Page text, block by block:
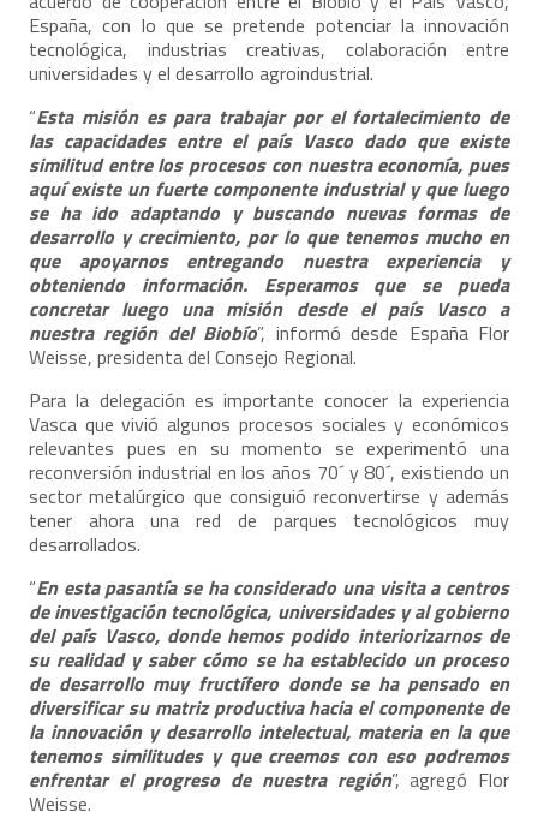
España, con lo que se pretende potenciar la innovación
tecnológica, industrias creativas, colaboración entre
universidades y el desarrollo agroindustrial.
“Esta misión es para trabajar por el fortalecimiento de
las capacidades entre el país Vasco dado que existe
similitud entre los procesos con nuestra economía, pues
aquí existe un fuerte componente industrial y que luego
se ha ido adaptando y buscando nuevas formas de
desarrollo y crecimiento, por lo que tenemos mucho en
que apoyarnos entregando nuestra experiencia y
obteniendo información. Esperamos que se pueda
concretar luego una misión desde el país Vasco a
nuestra región del Biobío”, informó desde España Flor
Weisse, presidenta del Consejo Regional.
Para la delegación es importante conocer la experiencia
Vasca que vivió algunos procesos sociales y económicos
relevantes pues en su momento se experimentó una
reconversión industrial en los años 70´ y 80´, existiendo un
sector metalúrgico que consiguió reconvertirse y además
tener ahora una red de parques tecnológicos muy
desarrollados.
“En esta pasantía se ha considerado una visita a centros
de investigación tecnológica, universidades y al gobierno
del país Vasco, donde hemos podido interiorizarnos de
su realidad y saber cómo se ha establecido un proceso
de desarrollo muy fructífero donde se ha pensado en
diversificar su matriz productiva hacia el componente de
la innovación y desarrollo intelectual, materia en la que
tenemos similitudes y que creemos con eso podremos
enfrentar el progreso de nuestra región”, agregó Flor
Weisse.